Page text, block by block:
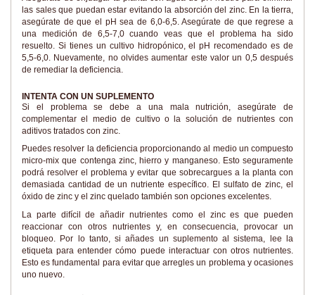
las sales que puedan estar evitando la absorción del zinc. En la tierra,
asegúrate de que el pH sea de 6,0-6,5. Asegúrate de que regrese a
una medición de 6,5-7,0 cuando veas que el problema ha sido
resuelto. Si tienes un cultivo hidropónico, el pH recomendado es de
5,5-6,0. Nuevamente, no olvides aumentar este valor un 0,5 después
de remediar la deficiencia.
INTENTA CON UN SUPLEMENTO
Si el problema se debe a una mala nutrición, asegúrate de
complementar el medio de cultivo o la solución de nutrientes con
aditivos tratados con zinc.
Puedes resolver la deficiencia proporcionando al medio un compuesto
micro-mix que contenga zinc, hierro y manganeso. Esto seguramente
podrá resolver el problema y evitar que sobrecargues a la planta con
demasiada cantidad de un nutriente específico. El sulfato de zinc, el
óxido de zinc y el zinc quelado también son opciones excelentes.
La parte difícil de añadir nutrientes como el zinc es que pueden
reaccionar con otros nutrientes y, en consecuencia, provocar un
bloqueo. Por lo tanto, si añades un suplemento al sistema, lee la
etiqueta para entender cómo puede interactuar con otros nutrientes.
Esto es fundamental para evitar que arregles un problema y ocasiones
uno nuevo.